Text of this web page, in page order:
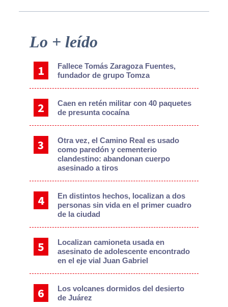
Primary
Sidebar
Lo + leído
Fallece Tomás Zaragoza Fuentes,
fundador de grupo Tomza
Caen en retén militar con 40 paquetes
de presunta cocaína
Otra vez, el Camino Real es usado
como paredón y cementerio
clandestino: abandonan cuerpo
asesinado a tiros
En distintos hechos, localizan a dos
personas sin vida en el primer cuadro
de la ciudad
Localizan camioneta usada en
asesinato de adolescente encontrado
en el eje vial Juan Gabriel
Los volcanes dormidos del desierto
de Juárez